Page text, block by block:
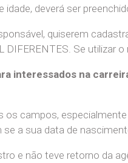
deverá ser
quiserem
DIFERENTES. Se
interessados na
campos,
a sua data de
e não teve retorno da